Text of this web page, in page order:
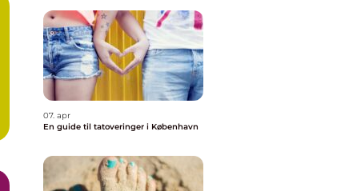
07. apr
En guide til tatoveringer i København